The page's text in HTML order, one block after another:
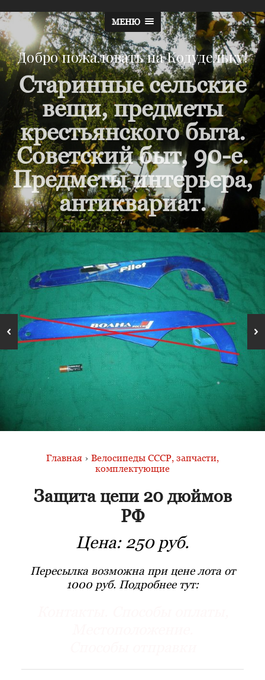
МЕНЮ
Добро пожаловать на Кодудельку!
Старинные сельские
вещи, предметы
крестьянского быта.
Советский быт, 90-е.
Предметы интерьера,
антиквариат.
Главная › Велосипеды СССР, запчасти,
комплектующие
Защита цепи 20 дюймов
РФ
Цена: 250 руб.
Пересылка возможна при цене лота от
1000 руб. Подробнее тут: